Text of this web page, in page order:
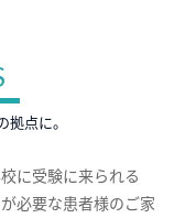
点に。
に受験に来られる
必要な患者様のご家